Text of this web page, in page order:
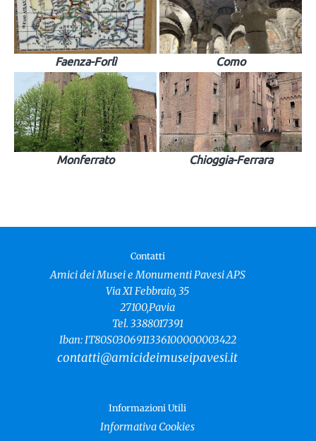
Faenza-Forlì Como
Monferrato Chioggia-Ferrara
Contatti
Amici dei Musei e Monumenti Pavesi APS
Via XI Febbraio, 35
27100,Pavia
Tel. 3388017391
Iban: IT80S0306911336100000003422
contatti@amicideimuseipavesi.it
Informazioni Utili
Informativa Cookies